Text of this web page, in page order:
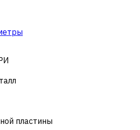
пластины